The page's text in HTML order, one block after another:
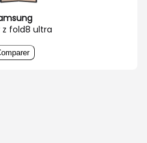
z fold8 ultra